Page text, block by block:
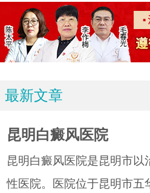
最新文章
昆明白癜风医院
昆明白癜风医院是昆明市
性医院。医院位于昆明市五